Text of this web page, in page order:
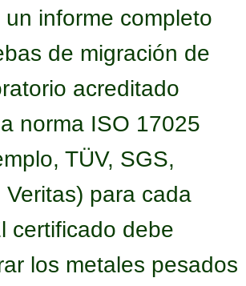
un informe completo
de migración de
acreditado
norma ISO 17025
TÜV, SGS,
Veritas) para cada
certificado debe
los metales pesados